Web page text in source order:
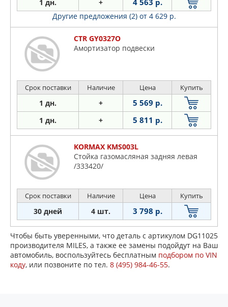
1 дн. +
Другие предложения (2) от 4 629 р.
CTR GY0327O
Амортизатор подвески
Срок поставки Наличие Цена Купить
1 дн. + 5 569 р.
1 дн. + 5 811 р.
KORMAX KMS003L
Стойка газомасляная задняя левая
/333420/
Срок поставки Наличие Цена Купить
30 дней 4 шт. 3 798 р.
Чтобы быть уверенными, что деталь с артикулом DG11025
производителя MILES, а также ее замены подойдут на Ваш
автомобиль, воспользуйтесь бесплатным подбором по VIN
коду, или позвоните по тел. 8 (495) 984-46-55.